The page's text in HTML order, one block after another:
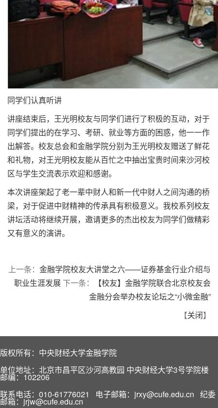
同学们认真听讲
讲座结束后，王光明校友与同学们进行了积极的互动，对于
同学们提出的在学习、考研、就业等方面的困惑，他一一作
出解答。校友总会和金融学院分别为王光明校友赠送了鲜花
和礼物，对王光明校友能从百忙之中抽出宝贵时间来沙河校
区与学生交流表示欢迎和感谢。
本次讲座架起了老一辈中财人和新一代中财人之间沟通的桥
梁，对于促进中财精神的传承具有积极意义。我校系列校友
讲坛活动将继续开展，邀请更多的杰出校友为同学们做精彩
又有意义的演讲。
上一条： 金融学院校友大讲堂之六——证券基金行业介绍与
职业生涯发展 下一条：
【校友】金融学院联合北京校友会
金融分会举办校友论坛之“小微金融”
【关闭】
版权所有：中央财经大学金融学院
单位地址：北京市昌平区沙河高教园 中央财经大学3号学院楼
邮编：102206
联系电话：010-61776021 电子邮箱：jrxy@cufe.edu.cn 纪委
邮箱：jrjw@cufe.edu.cn